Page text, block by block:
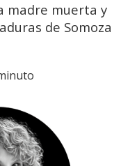
madre muerta y
de Somoza